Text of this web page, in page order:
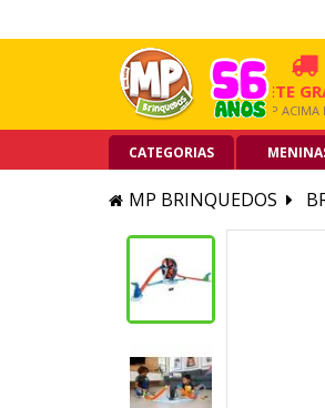
FRETE GRÁTIS
GRANDE SP ACIMA DE R$
CATEGORIAS
MP BRINQUEDOS